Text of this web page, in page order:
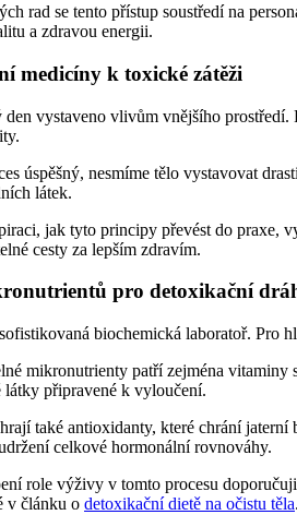
rad se tento přístup soustředí na
a zdravou energii.
medicíny k toxické zátěži
den vystaveno vlivům vnějšího
úspěšný, nesmíme tělo vystavovat
látek.
jak tyto principy převést do praxe,
cesty za lepším zdravím.
pro detoxikační
biochemická laboratoř. Pro
mikronutrienty patří zejména
látky připravené k vyloučení.
také antioxidanty, které chrání
celkové hormonální rovnováhy.
role výživy v tomto procesu
v článku o detoxikační dietě na očistu těla.